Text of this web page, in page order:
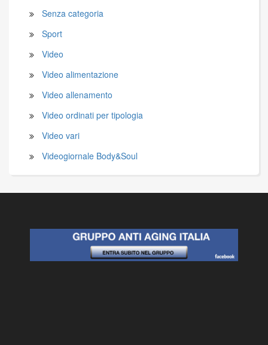
Senza categoria
Sport
Video
Video alimentazione
Video allenamento
Video ordinati per tipologia
Video vari
Videogiornale Body&Soul